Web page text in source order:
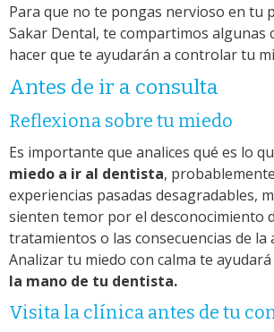
Para que no te pongas nervioso en tu
Sakar Dental, te compartimos algunas
hacer que te ayudarán a controlar tu
Antes de ir a consulta
Reflexiona sobre tu miedo
Es importante que analices qué es lo
miedo a ir al dentista,
experiencias pasadas desagradables,
sienten temor por el desconocimiento
tratamientos o las consecuencias de la
Analizar tu miedo con calma te ayudará
la mano de tu dentista.
Visita la clínica antes de tu